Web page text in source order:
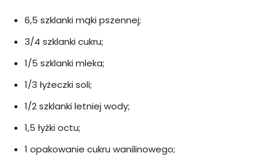
6,5 szklanki mąki pszennej;
3/4 szklanki cukru;
1/5 szklanki mleka;
1/3 łyżeczki soli;
1/2 szklanki letniej wody;
1,5 łyżki octu;
1 opakowanie cukru wanilinowego;